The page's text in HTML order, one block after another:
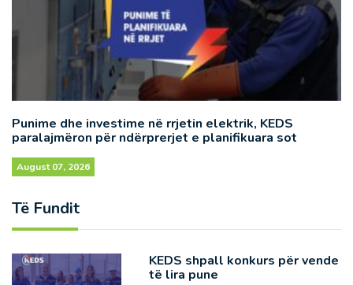
Punime dhe investime në rrjetin elektrik, KEDS
paralajmëron për ndërprerjet e planifikuara sot
August 07, 2026
Të Fundit
KEDS shpall konkurs për vende
të lira pune